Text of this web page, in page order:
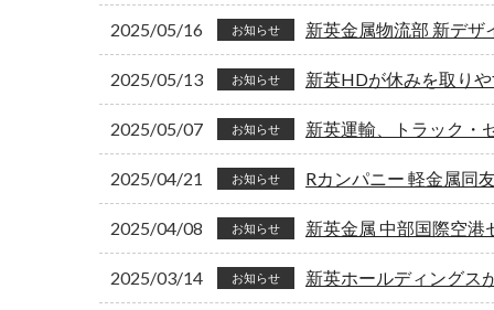
2025/05/16 お知らせ 新英金属物流部 新デザ
2025/05/13 お知らせ 新英HDが休みを取り
2025/05/07 お知らせ 新英運輸、トラック・
2025/04/21 お知らせ Rカンパニー 軽金属同
2025/04/08 お知らせ 新英金属 中部国際空港
2025/03/14 お知らせ 新英ホールディングス